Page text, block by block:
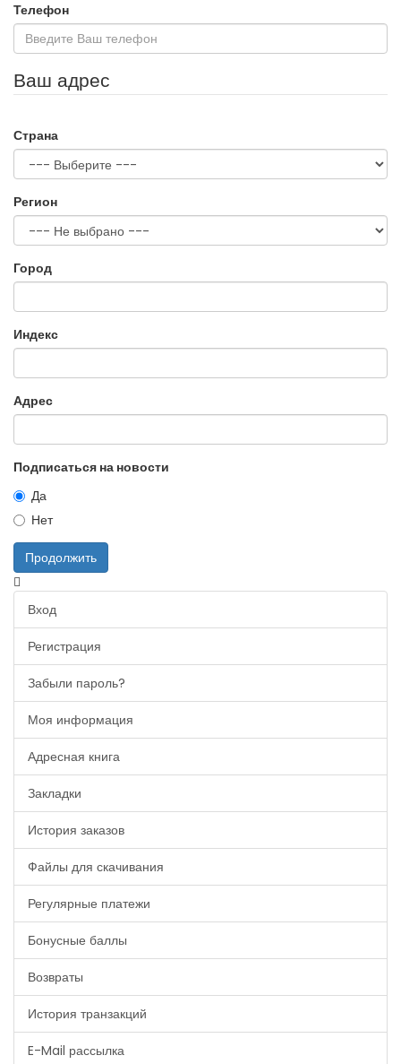
Телефон
Ваш адрес
Страна
Регион
Город
Индекс
Адрес
Подписаться на новости
Да
Нет
Продолжить
Вход
Регистрация
Забыли пароль?
Моя информация
Адресная книга
Закладки
История заказов
Файлы для скачивания
Регулярные платежи
Бонусные баллы
Возвраты
История транзакций
E-Mail рассылка